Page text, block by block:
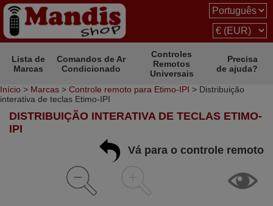
Lista de
Marcas
Comandos de Ar
Condicionado
Controles
Remotos
Universais
Precisa
de ajuda?
Início > Marcas > Controle remoto para Etimo-IPI > Distribuição
interativa de teclas Etimo-IPI
DISTRIBUIÇÃO INTERATIVA DE TECLAS ETIMO-
IPI
Vá para o controle remoto